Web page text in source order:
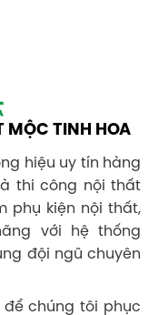
MỘC TINH HOA
hiệu uy tín hàng
thi công nội thất
phụ kiện nội thất,
với hệ thống
đội ngũ chuyên
chúng tôi phục